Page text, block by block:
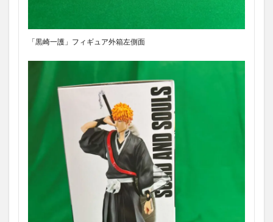
「黒崎一護」フィギュア外箱左側面